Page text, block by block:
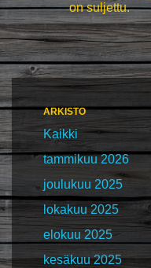
on suljettu.
ARKISTO
Kaikki
tammikuu 2026
joulukuu 2025
lokakuu 2025
elokuu 2025
kesäkuu 2025